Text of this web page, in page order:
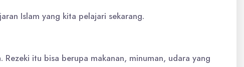
Islam yang kita pelajari sekarang.
itu bisa berupa makanan, minuman, udara yang